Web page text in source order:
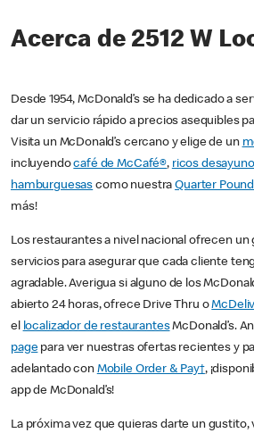
Acerca de 2512 W
Desde 1954, McDonald’s se ha dedicado a
dar un servicio rápido a precios asequibles
Visita un McDonald’s cercano y elige de un
incluyendocafé de McCafé®, ricos
hamburguesas como nuestraQuarter
más!
Los restaurantes a nivel nacional ofrecen un
servicios para asegurar que cada cliente
agradable. Averigua si alguno de los
abierto 24 horas, ofrece Drive Thru o
el localizador de restaurantesMcDonald’s.
pagepara ver nuestras ofertas recientes y
adelantado con Mobile Order & Pay†,
app de McDonald’s!
La próxima vez que quieras darte un gustito,